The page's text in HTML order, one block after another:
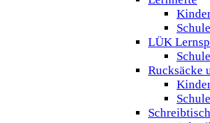
Schule
LÜK
Schule
Rucksäcke
Schule